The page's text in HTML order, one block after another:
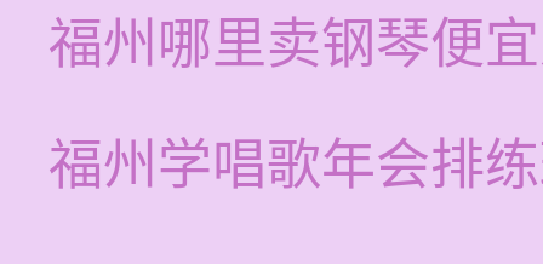
福州哪里卖钢琴便
福州学唱歌年会排